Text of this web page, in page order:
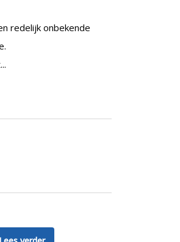
redelijk onbekende